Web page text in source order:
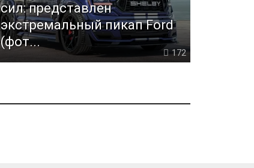
сил: представлен
экстремальный пикап Ford
(фот...
172